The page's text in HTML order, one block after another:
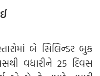
બે સિલિન્ડર બુક
વધારીને 25 દિવસ